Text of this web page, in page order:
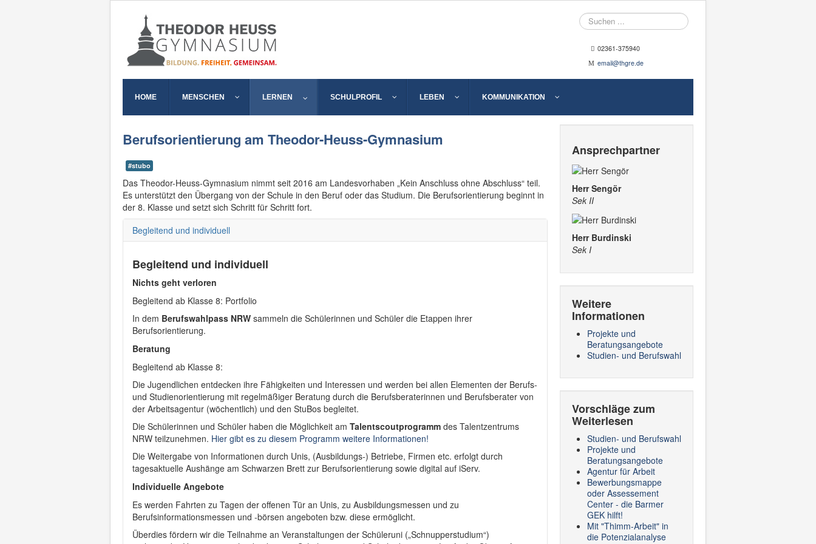
Suche
02361-375940
email@thgre.de
HOME MENSCHEN LERNEN SCHULPROFIL LEBEN KOMMUNIKATION
Berufsorientierung am Theodor-Heuss-Gymnasium
#stubo
Das Theodor-Heuss-Gymnasium nimmt seit 2016 am Landesvorhaben „Kein Anschluss ohne Abschluss“ teil.
Es unterstützt den Übergang von der Schule in den Beruf oder das Studium. Die Berufsorientierung beginnt in
der 8. Klasse und setzt sich Schritt für Schritt fort.
Begleitend und individuell
Begleitend und individuell
Nichts geht verloren
Begleitend ab Klasse 8: Portfolio
In dem Berufswahlpass NRW sammeln die Schülerinnen und Schüler die Etappen ihrer
Berufsorientierung.
Beratung
Begleitend ab Klasse 8:
Die Jugendlichen entdecken ihre Fähigkeiten und Interessen und werden bei allen Elementen der Berufs-
und Studienorientierung mit regelmäßiger Beratung durch die Berufsberaterinnen und Berufsberater von
der Arbeitsagentur (wöchentlich) und den StuBos begleitet.
Die Schülerinnen und Schüler haben die Möglichkeit am Talentscoutprogramm des Talentzentrums
NRW teilzunehmen. Hier gibt es zu diesem Programm weitere Informationen!
Die Weitergabe von Informationen durch Unis, (Ausbildungs-) Betriebe, Firmen etc. erfolgt durch
tagesaktuelle Aushänge am Schwarzen Brett zur Berufsorientierung sowie digital auf iServ.
Individuelle Angebote
Es werden Fahrten zu Tagen der offenen Tür an Unis, zu Ausbildungsmessen und zu
Berufsinformationsmessen und -börsen angeboten bzw. diese ermöglicht.
Überdies fördern wir die Teilnahme an Veranstaltungen der Schüleruni („Schnupperstudium“)
Ansprechpartner
Herr Sengör
Sek II
Herr Burdinski
Sek I
Weitere
Informationen
Projekte und
Beratungsangebote
Studien- und Berufswahl
Vorschläge zum
Weiterlesen
Studien- und Berufswahl
Projekte und
Beratungsangebote
Agentur für Arbeit
Bewerbungsmappe
oder Assessement
Center - die Barmer
GEK hilft!
Mit "Thimm-Arbeit" in
die Potenzialanalyse